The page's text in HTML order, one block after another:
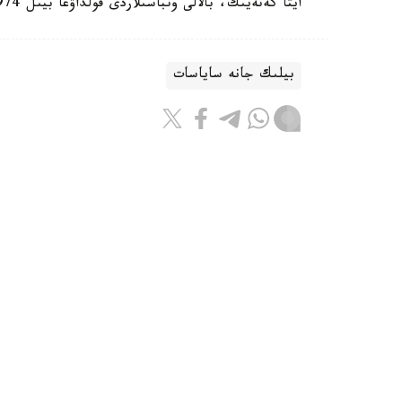
ايتا كەتەيىك، بالالى وتباسىلاردى قولداۋعا بيىل 974 ميلليارد تەڭگە ءبولىندى.
بيلىك جانە ساياسات